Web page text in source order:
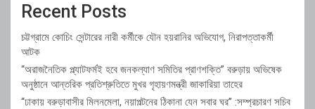
Recent Posts
চট্টগ্রামে কোচিং সেন্টারের নারী কর্মীকে যৌন হয়রানির অভিযোগ, নিরাপত্তাকর্মী
আটক
“অরাজনৈতিক প্ল্যাটফর্মই হবে জনকল্যাণ সমিতির প্রাণশক্তি” বরুড়ায় অভিষেক
অনুষ্ঠানে আন্তরিক প্রতিশ্রুতিতে মুখর গৃহায়ণমন্ত্রী জাকারিয়া তাহের
“ঢাকায় বরুড়াবাসীর মিলনমেলা, নয়াপল্টনের ঠিকানা যেন সবার ঘর” :সম্প্রচারণ সচিব